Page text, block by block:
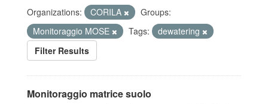
Organizations: CORILA
Groups:
Monitoraggio MOSE
Tags:
dewatering
Filter Results
Monitoraggio matrice suolo